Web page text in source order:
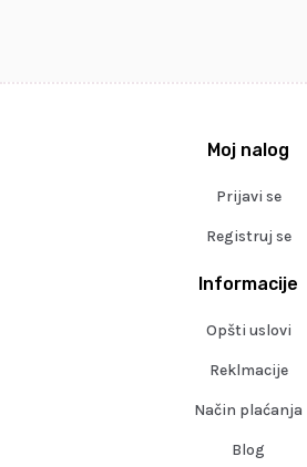
Informacije
Opšti uslovi
Reklmacije
Način plaćanja
Blog
Moj nalog
Prijavi se
Registruj se